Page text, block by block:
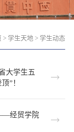
>学生天地 >学生动态
大学生五
”！